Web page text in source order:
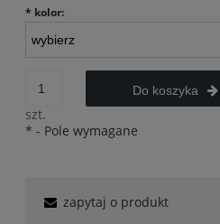
* kolor:
szt.
Do koszyka
* - Pole wymagane
zapytaj o produkt